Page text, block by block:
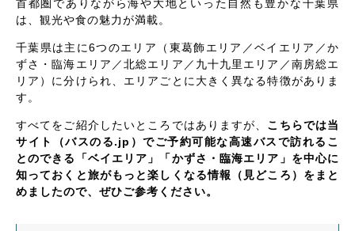
首都圏でありながら海や大地といった自然も豊かな千葉県
は、観光や食の魅力が満載。
千葉県は主に6つのエリア（東葛飾エリア／ベイエリア／か
ずさ・臨海エリア／北総エリア／九十九里エリア／南房総エ
リア）に分けられ、エリアごとに大きく異なる特徴がありま
す。
すべてをご紹介したいところではありますが、 こちらでは当
サイト（バスのる.jp）でご予約可能な高速バスで訪れるこ
とのできる「ベイエリア」「かずさ・臨海エリア」を中心に
知っておくと旅がもっと楽しくなる情報（見どころ）をまと
めましたので、ぜひご参考ください。